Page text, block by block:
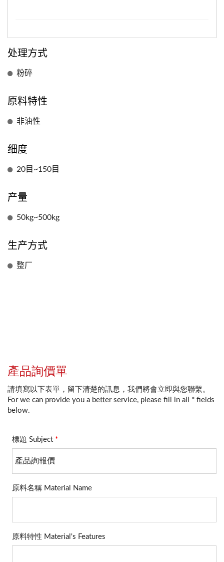
处理方式
粉碎
原料特性
非油性
细度
20目~150目
产量
50kg~500kg
生产方式
整厂